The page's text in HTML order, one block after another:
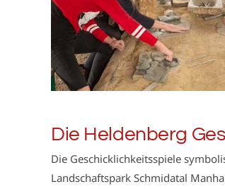
Die Heldenberg
Die Geschicklichkeitsspiele
Landschaftspark Schmidatal